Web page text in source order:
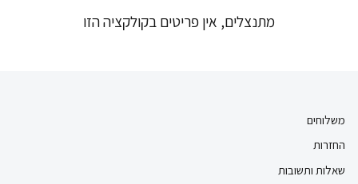
מתנצלים, אין פריטים בקולקציה הזו
משלוחים
החזרות
שאלות ותשובות